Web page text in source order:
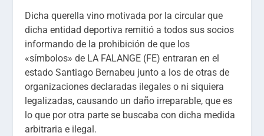
Dicha querella vino motivada por la circular que
dicha entidad deportiva remitió a todos sus socios
informando de la prohibición de que los
«símbolos» de LA FALANGE (FE) entraran en el
estado Santiago Bernabeu junto a los de otras de
organizaciones declaradas ilegales o ni siquiera
legalizadas, causando un daño irreparable, que es
lo que por otra parte se buscaba con dicha medida
arbitraria e ilegal.